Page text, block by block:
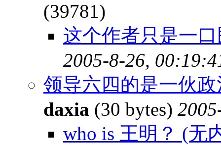
(39781)
这个作者只是一
2005-8-26,
领导六四的是一伙
daxia (30 bytes)
who is 王明？ (无